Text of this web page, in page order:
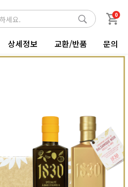
0
상세정보 교환/반품 문의